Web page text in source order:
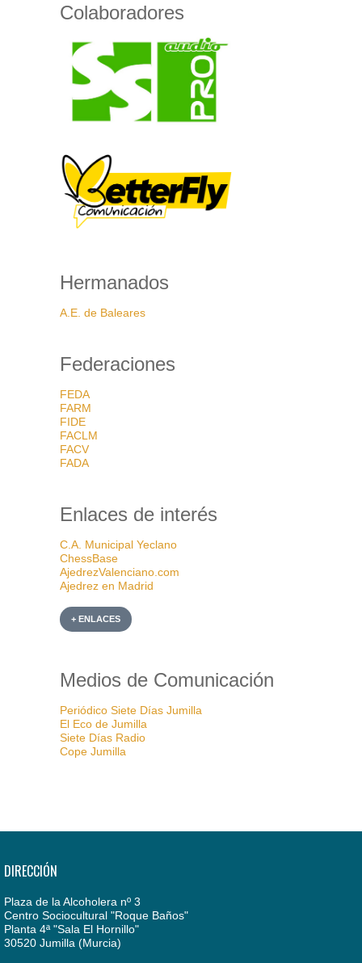
Colaboradores
Hermanados
A.E. de Baleares
Federaciones
FEDA
FARM
FIDE
FACLM
FACV
FADA
Enlaces de interés
C.A. Municipal Yeclano
ChessBase
AjedrezValenciano.com
Ajedrez en Madrid
+ ENLACES
Medios de Comunicación
Periódico Siete Días Jumilla
El Eco de Jumilla
Siete Días Radio
Cope Jumilla
DIRECCIÓN
Plaza de la Alcoholera nº 3
Centro Sociocultural "Roque Baños"
Planta 4ª "Sala El Hornillo"
30520 Jumilla (Murcia)